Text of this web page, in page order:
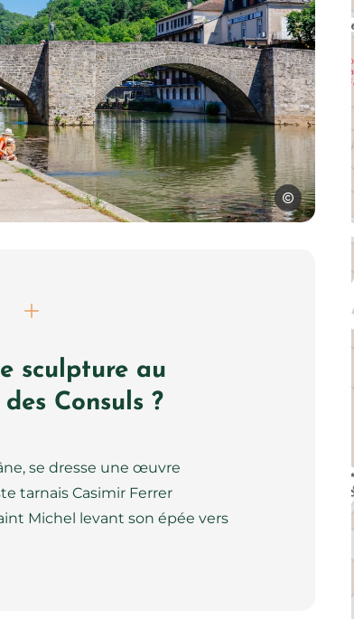
© Les Conteurs
Les Conteurs
sculpture au
Consuls ?
se dresse une œuvre
tarnais Casimir Ferrer
Michel levant son épée vers